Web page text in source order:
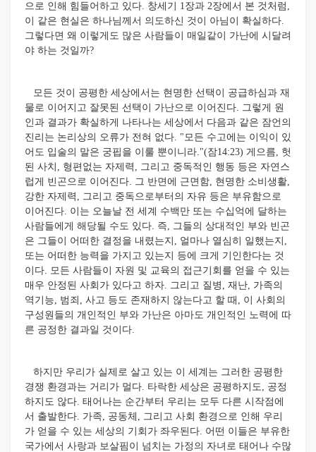
으로 인해 힘들어하고 있다. 창세기 1장과 2장에서 본 것처럼,
이 같은 현실은 하나님께서 의도하신 것이 아님이 확실하다.
그렇다면 왜 이렇게도 많은 사람들이 매일같이 가난에 시달려
야 하는 것일까?
모든 것이 공평한 세상에서는 현명한 선택이 공급하심과 재
물로 이어지고 잘못된 선택이 가난으로 이어진다. 그렇게 원
인과 결과가 확실하게 나타나는 세상에서 다음과 같은 잠언의
진리는 논리상의 오류가 전혀 없다. "모든 수고에는 이익이 있
어도 입술의 말은 궁핍을 이룰 뿐이니라."(잠14:23) 게으름, 헛
된 사치, 형편없는 자제력, 그리고 중독적인 행동 등은 자연스
럽게 빈곤으로 이어진다. 그 반면에 근면함, 현명한 소비생활,
강한 자제력, 그리고 중독으로부터의 자유 등은 부유함으로
이어진다. 이는 오늘날 전 세계 수백만 또는 수십억에 달하는
사람들에게 해당될 수도 있다. 즉, 그들의 상대적인 부와 빈곤
은 그들이 어떠한 결정을 내렸는지, 얼마나 열심히 일했는지,
또는 어떠한 능력을 가지고 있는지 등에 크게 기인한다는 것
이다. 모든 사람들이 자원 및 교육의 접근기회를 얻을 수 있는
매우 안정된 사회가 있다고 하자. 그리고 질병, 재난, 가족의
역기능, 범죄, 사고 등도 존재하지 않는다고 할 때, 이 사회의
구성원들의 개인적인 부와 가난은 아마도 개인적인 노력에 따
른 공정한 결과일 것이다.
하지만 우리가 실제로 살고 있는 이 세계는 그러한 공평한
경쟁 환경과는 거리가 멀다. 타락한 세상은 공평하지도, 공정
하지도 않다. 태어나는 순간부터 우리는 모두 다른 시작점에
서 출발한다. 가족, 공동체, 그리고 사회 환경으로 인해 우리
가 얻을 수 있는 세상의 기회가 좌우된다. 어떤 이들은 부유한
국가에서 사랑과 보살핌이 넘치는 가정의 자녀로 태어나 수많